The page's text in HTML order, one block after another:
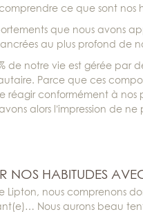
ce que sont nos
que nous avons
au plus profond de
de notre vie est gérée par
Parce que ces
conformément à nos
alors l’impression de
HABITUDES
Lipton, nous comprenons
Nous aurons beau